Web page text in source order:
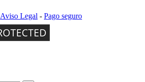
Aviso Legal - Pago seguro